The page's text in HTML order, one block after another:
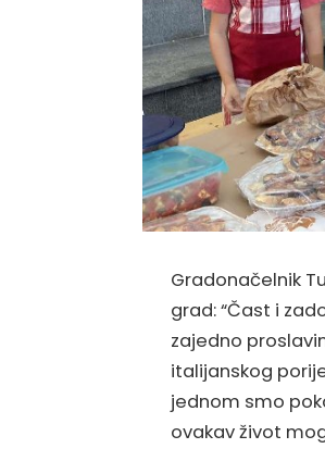
Gradonačelnik
grad: “Čast i
zajedno
italijanskog
jednom smo
ovakav život